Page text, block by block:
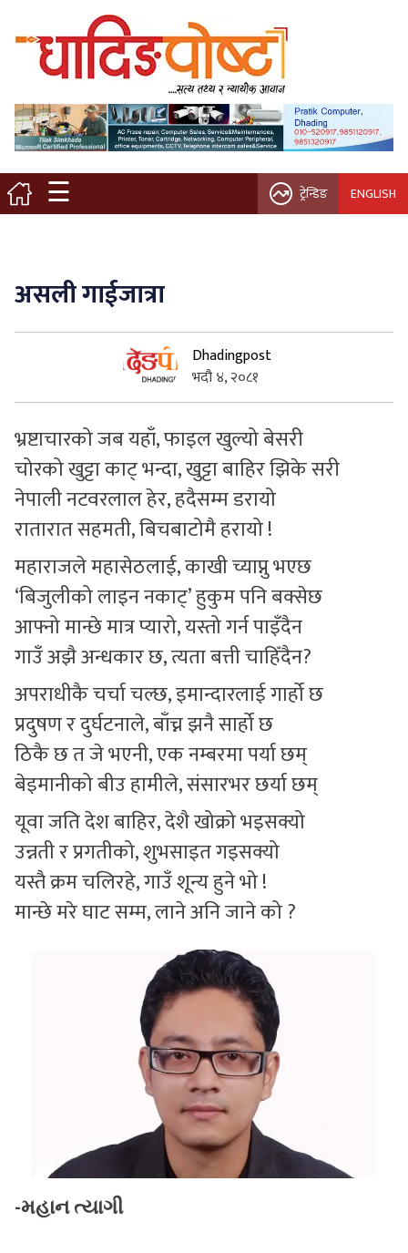
☰
मुख्य पृष्ठ
स्थानीय समाचार
विचार / ब्लग
नगर/गाउँ पालिका
प्रवास
सुचनाहरु
स्वास्थ्य
भिडियो
ट्रेन्डिङ ENGLISH
असली गाईजात्रा
Dhadingpost
भदौ ४, २०८१
भ्रष्टाचारको जब यहाँ, फाइल खुल्यो बेसरी
चोरको खुट्टा काट् भन्दा, खुट्टा बाहिर झिके सरी
नेपाली नटवरलाल हेर, हदैसम्म डरायो
रातारात सहमती, बिचबाटोमै हरायो !
महाराजले महासेठलाई, काखी च्याप्नु भएछ
‘बिजुलीको लाइन नकाट्’ हुकुम पनि बक्सेछ
आफ्नो मान्छे मात्र प्यारो, यस्तो गर्न पाइँदैन
गाउँ अझै अन्धकार छ, त्यता बत्ती चाहिँदैन?
अपराधीकै चर्चा चल्छ, इमान्दारलाई गार्हो छ
प्रदुषण र दुर्घटनाले, बाँच्न झनै सार्हो छ
ठिकै छ त जे भएनी, एक नम्बरमा पर्या छम्
बेइमानीको बीउ हामीले, संसारभर छर्या छम्
यूवा जति देश बाहिर, देशै खोक्रो भइसक्यो
उन्नती र प्रगतीको, शुभसाइत गइसक्यो
यस्तै क्रम चलिरहे, गाउँ शून्य हुने भो !
मान्छे मरे घाट सम्म, लाने अनि जाने को ?
-મહાન ત્યાગી